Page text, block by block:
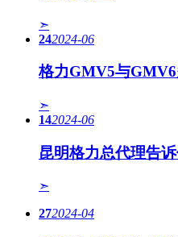
➣
242024-06
格力GMV5与
➣
142024-06
昆明格力总代理告
➣
272024-04